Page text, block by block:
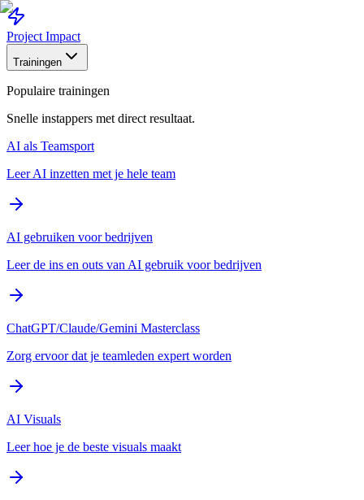
Project Impact
Trainingen
Populaire trainingen
Snelle instappers met direct resultaat.
AI als Teamsport
Leer AI inzetten met je hele team
AI gebruiken voor bedrijven
Leer de ins en outs van AI gebruik voor bedrijven
ChatGPT/Claude/Gemini Masterclass
Zorg ervoor dat je teamleden expert worden
AI Visuals
Leer hoe je de beste visuals maakt